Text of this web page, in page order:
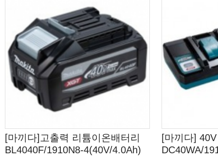
[마끼다]고출력 리튬이온배터리
BL4040F/1910N8-4(40V/4.0Ah)
[마끼다]
DC40WA/